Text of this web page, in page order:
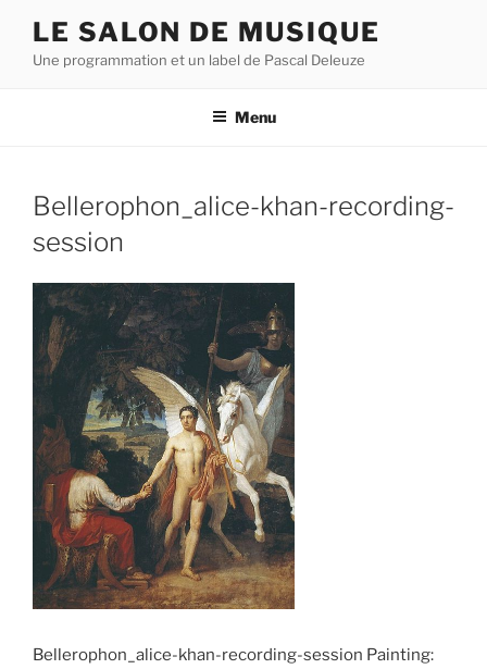
contenu
LE SALON DE MUSIQUE
Une programmation et un label de Pascal Deleuze
Menu
Bellerophon_alice-khan-recording-
session
Bellerophon_alice-khan-recording-session Painting: